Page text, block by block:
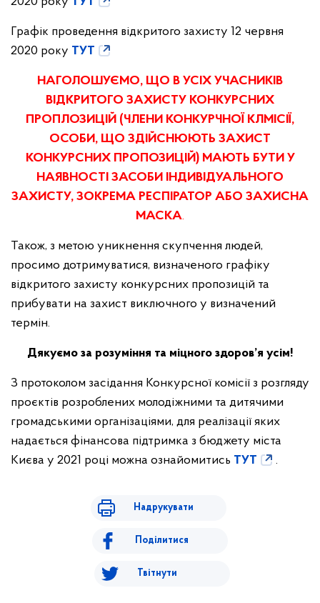
Графік проведення відкритого захисту 12 червня
2020 року ТУТ
НАГОЛОШУЄМО, ЩО В УСІХ УЧАСНИКІВ
ВІДКРИТОГО ЗАХИСТУ КОНКУРСНИХ
ПРОПЛОЗИЦІЙ (ЧЛЕНИ КОНКУРЧНОЇ КЛМІСІЇ,
ОСОБИ, ЩО ЗДІЙСНЮЮТЬ ЗАХИСТ
КОНКУРСНИХ ПРОПОЗИЦІЙ) МАЮТЬ БУТИ У
НАЯВНОСТІ ЗАСОБИ ІНДИВІДУАЛЬНОГО
ЗАХИСТУ, ЗОКРЕМА РЕСПІРАТОР АБО ЗАХИСНА
МАСКА.
Також, з метою уникнення скупчення людей,
просимо дотримуватися, визначеного графіку
відкритого захисту конкурсних пропозицій та
прибувати на захист виключного у визначений
термін.
Дякуємо за розуміння та міцного здоров’я усім!
З протоколом засідання Конкурсної комісії з розгляду
проєктів розроблених молодіжними та дитячими
громадськими організаціями, для реалізації яких
надається фінансова підтримка з бюджету міста
Києва у 2021 році можна ознайомитись ТУТ .
Надрукувати
Поділитися
Твітнути